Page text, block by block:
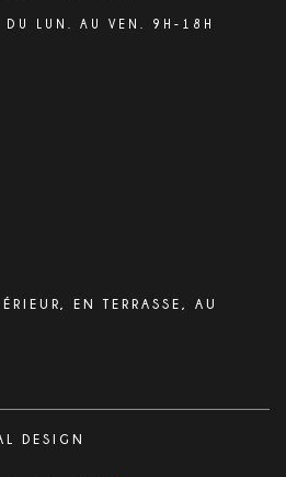
LUN. AU VEN. 9H-18H
EN TERRASSE, AU
DESIGN